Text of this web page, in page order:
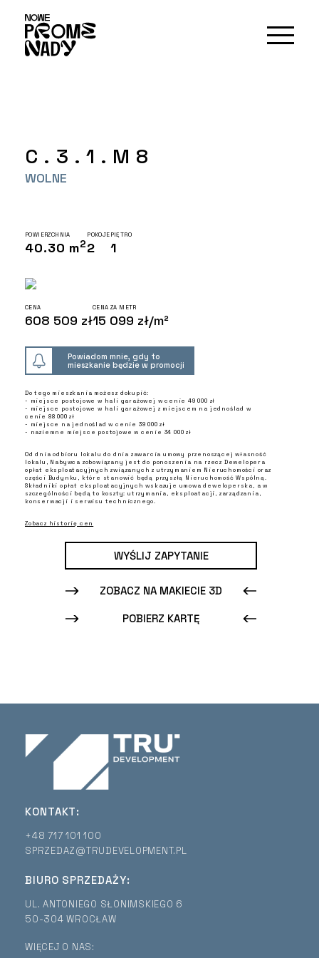
C.3.1.M8
WOLNE
POWIERZCHNIA
40.30 m2
POKOJE
2
PIĘTRO
1
CENA
608 509 zł
CENA ZA METR
15 099 zł/m²
Powiadom mnie, gdy to
mieszkanie będzie w promocji
Do tego mieszkania możesz dokupić:
- miejsce postojowe w hali garażowej w cenie 49 000 zł
- miejsce postojowe w hali garażowej z miejscem na jednoślad w
cenie 88 000 zł
- miejsce na jednoślad w cenie 39 000 zł
- naziemne miejsce postojowe w cenie 34 000 zł
Od dnia odbioru lokalu do dnia zawarcia umowy przenoszącej własność
lokalu, Nabywca zobowiązany jest do ponoszenia na rzecz Dewelopera
opłat eksploatacyjnych związanych z utrzymaniem Nieruchomości oraz
części Budynku, które stanowić będą przyszłą Nieruchomość Wspólną.
Składniki opłat eksploatacyjnych wskazuje umowa deweloperska, a w
szczególności będą to koszty: utrzymania, eksploatacji, zarządzania,
konserwacji i serwisu technicznego.
Zobacz historię cen
WYŚLIJ ZAPYTANIE
ZOBACZ NA MAKIECIE 3D
POBIERZ KARTĘ
KONTAKT:
+48 717 101 100
SPRZEDAZ@TRUDEVELOPMENT.PL
BIURO SPRZEDAŻY:
UL. ANTONIEGO SŁONIMSKIEGO 6
50-304 WROCŁAW
WIĘCEJ O NAS: